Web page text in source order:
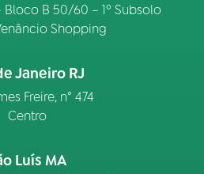
Bloco B 50/60 – 1º Subsolo
Shopping
Janeiro RJ
Freire, n° 474
Centro
Luís MA